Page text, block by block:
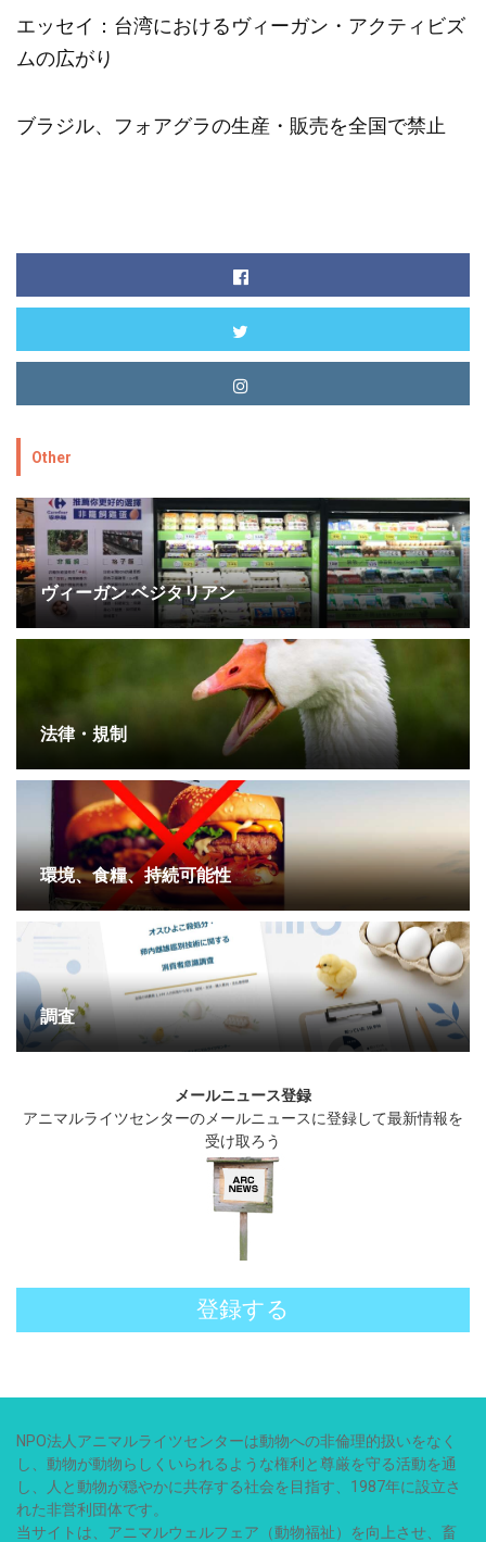
エッセイ：台湾におけるヴィーガン・アクティビズ
ムの広がり
ブラジル、フォアグラの生産・販売を全国で禁止
Other
ヴィーガン ベジタリアン
法律・規制
環境、食糧、持続可能性
調査
メールニュース登録
アニマルライツセンターのメールニュースに登録して最新情報を
受け取ろう
登録する
NPO法人アニマルライツセンターは動物への非倫理的扱いをなく
し、動物が動物らしくいられるような権利と尊厳を守る活動を通
し、人と動物が穏やかに共存する社会を目指す、1987年に設立さ
れた非営利団体です。
当サイトは、アニマルウェルフェア（動物福祉）を向上させ、畜